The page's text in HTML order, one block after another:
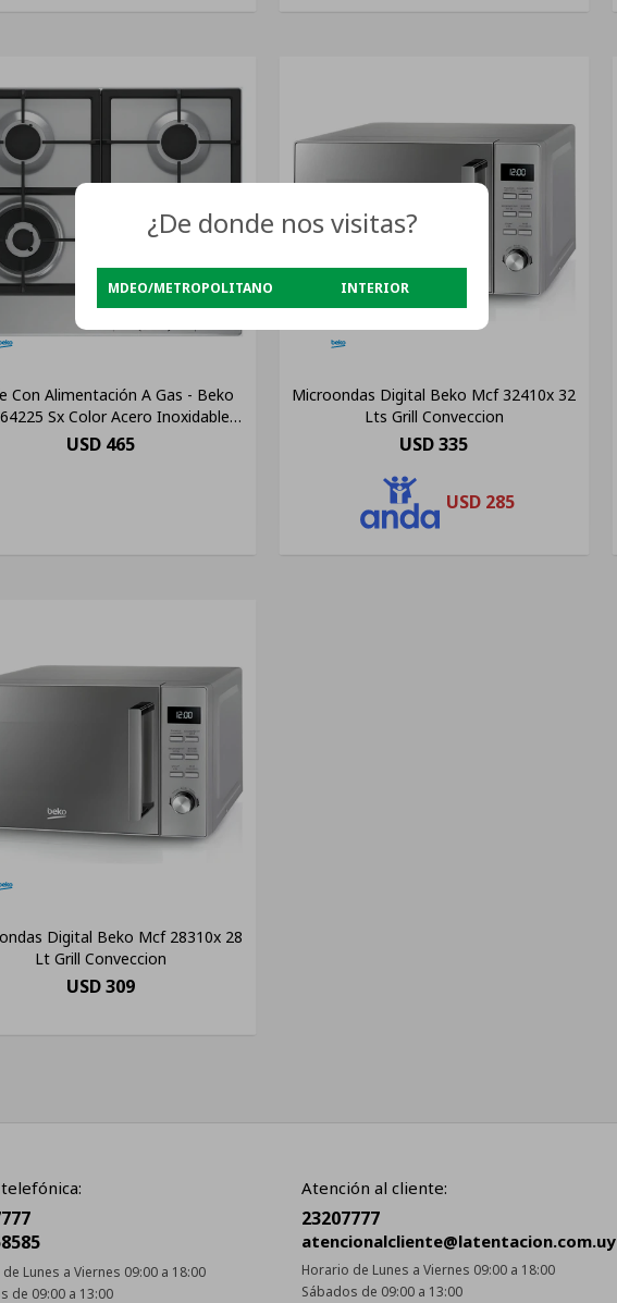
Con Alimentación A Gas - Beko
Sx Color Acero Inoxidable -
4 Hornallas
USD 465
Microondas Digital Beko Mcf 32410x 32
Lts Grill Conveccion
USD 335
USD 285
Digital Beko Mcf 28310x 28
Lt Grill Conveccion
USD309
Lunes a Viernes 09:00 a 18:00
de 09:00 a 13:00
Atención al cliente:
23207777
atencionalcliente@latentacion.com.uy
Horario de Lunes a Viernes 09:00 a 18:00
Sábados de 09:00 a 13:00
¿De donde nos visitas?
MDEO/METROPOLITANO INTERIOR